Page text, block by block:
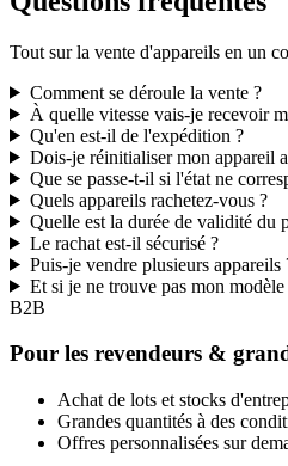
Tout sur la vente d'appareils en un
Comment se déroule la vente ?
À quelle vitesse vais-je recevoir
Qu'en est-il de l'expédition ?
Dois-je réinitialiser mon appareil
Que se passe-t-il si l'état ne
Quels appareils rachetez-vous ?
Quelle est la durée de validité du
Le rachat est-il sécurisé ?
Puis-je vendre plusieurs appareils
Et si je ne trouve pas mon modèle
B2B
Pour les revendeurs &
Achat de lots et stocks
Grandes quantités à des
Offres personnalisées sur